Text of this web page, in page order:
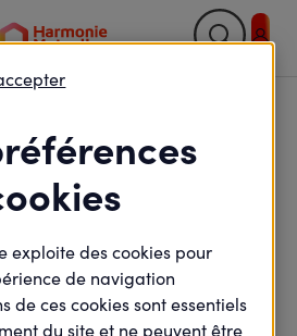

: les
de la non-
pour les
exploite des cookies pour
de navigation
de ces cookies sont essentiels
du site et ne peuvent être